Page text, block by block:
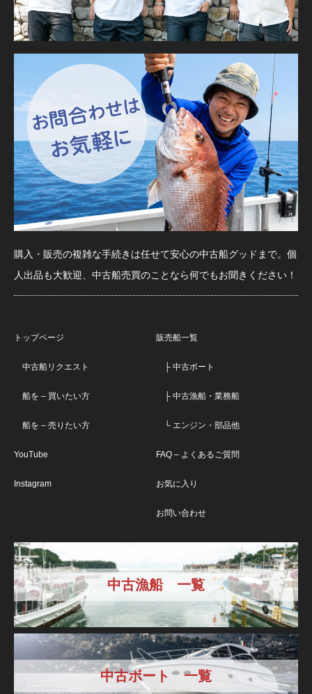
購入・販売の複雑な手続きは任せて安心の中古船グッドまで。個
人出品も大歓迎、中古船売買のことなら何でもお聞きください！
トップページ
中古船リクエスト
船を – 買いたい方
船を – 売りたい方
YouTube
Instagram
販売船一覧
├ 中古ボート
├ 中古漁船・業務船
└ エンジン・部品他
FAQ – よくあるご質問
お気に入り
お問い合わせ
中古漁船 一覧
中古ボート 一覧